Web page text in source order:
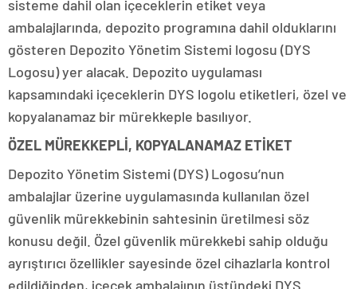
sisteme dahil olan içeceklerin etiket veya
ambalajlarında, depozito programına dahil olduklarını
gösteren Depozito Yönetim Sistemi logosu (DYS
Logosu) yer alacak. Depozito uygulaması
kapsamındaki içeceklerin DYS logolu etiketleri, özel ve
kopyalanamaz bir mürekkeple basılıyor.
ÖZEL MÜREKKEPLİ, KOPYALANAMAZ ETİKET
Depozito Yönetim Sistemi (DYS) Logosu’nun
ambalajlar üzerine uygulamasında kullanılan özel
güvenlik mürekkebinin sahtesinin üretilmesi söz
konusu değil. Özel güvenlik mürekkebi sahip olduğu
ayrıştırıcı özellikler sayesinde özel cihazlarla kontrol
edildiğinden, içecek ambalajının üstündeki DYS